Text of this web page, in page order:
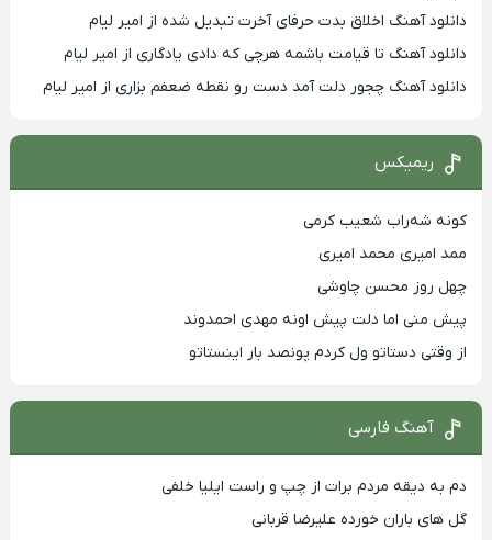
دانلود آهنگ اخلاق بدت حرفای آخرت تبدیل شده از امیر لیام
دانلود آهنگ تا قیامت باشمه هرچی که دادی یادگاری از امیر لیام
دانلود آهنگ چجور دلت آمد دست رو نقطه ضعفم بزاری از امیر لیام
ریمیکس
کونه شه‌راب شعیب کرمی
ممد امیری محمد امیری
چهل روز محسن چاوشی
پیش منی اما دلت پیش اونه مهدی احمدوند
از وقتی دستاتو ول کردم پونصد بار اینستاتو
آهنگ فارسی
دم به دیقه مردم برات از چپ و راست ایلیا خلفی
گل های باران خورده علیرضا قربانی